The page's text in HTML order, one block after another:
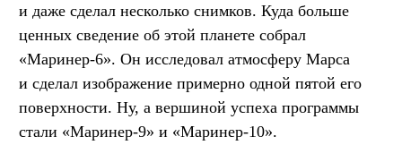
и даже сделал несколько снимков. Куда больше
ценных сведение об этой планете собрал
«Маринер-6». Он исследовал атмосферу Марса
и сделал изображение примерно одной пятой его
поверхности. Ну, а вершиной успеха программы
стали «Маринер-9» и «Маринер-10».